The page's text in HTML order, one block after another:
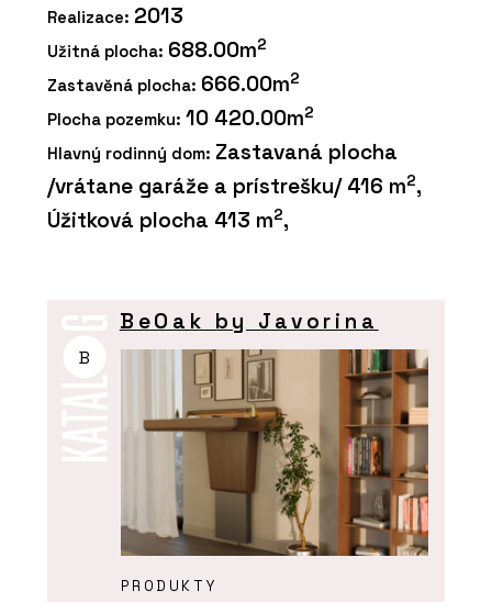
Realizace: 2013
Užitná plocha: 688.00m2
Zastavěná plocha: 666.00m2
Plocha pozemku: 10 420.00m2
Hlavný rodinný dom: Zastavaná plocha
/vrátane garáže a prístrešku/ 416 m2,
Úžitková plocha 413 m2,
B
BeOak by Javorina
PRODUKTY